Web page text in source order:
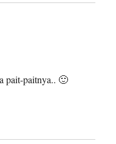
pait-paitnya.. 🙂